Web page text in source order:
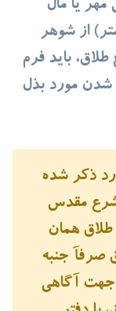
يا مال
از شوهر
باید فرم
مورد بذل
ذکر شده
شرع مقدس
طلاق همان
صرفآ جنبه
جهت آگاهی